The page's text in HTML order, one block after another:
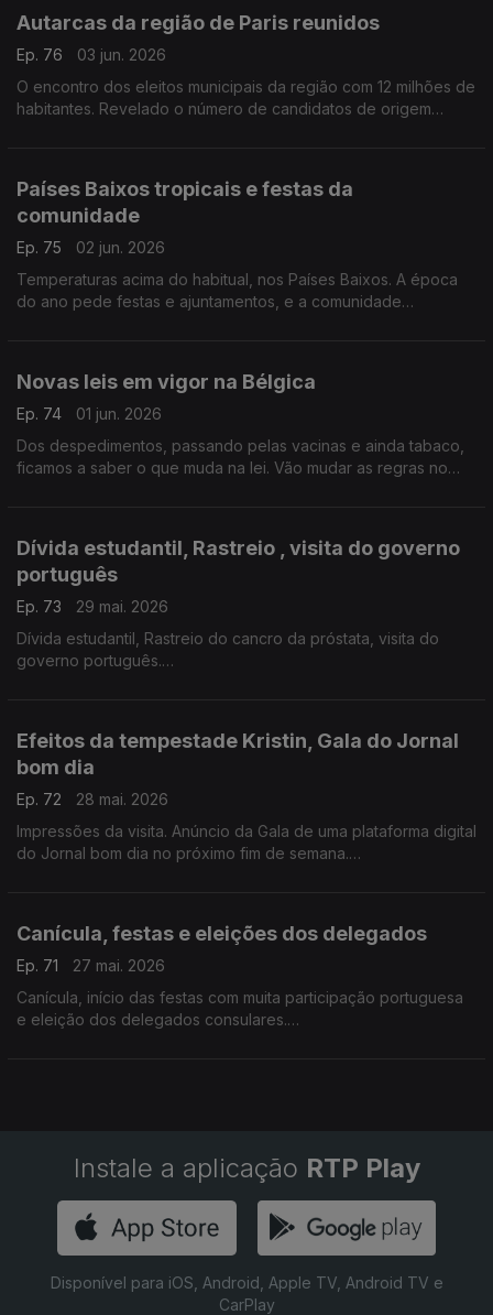
Autarcas da região de Paris reunidos
Ep. 76
03 jun. 2026
O encontro dos eleitos municipais da região com 12 milhões de
habitantes. Revelado o número de candidatos de origem
Países Baixos tropicais e festas da
comunidade
Ep. 75
02 jun. 2026
Temperaturas acima do habitual, nos Países Baixos. A época
do ano pede festas e ajuntamentos, e a comunidade
Novas leis em vigor na Bélgica
Ep. 74
01 jun. 2026
Dos despedimentos, passando pelas vacinas e ainda tabaco,
ficamos a saber o que muda na lei. Vão mudar as regras no
Dívida estudantil, Rastreio , visita do governo
português
Ep. 73
29 mai. 2026
Dívida estudantil, Rastreio do cancro da próstata, visita do
governo português.
Efeitos da tempestade Kristin, Gala do Jornal
bom dia
Ep. 72
28 mai. 2026
Impressões da visita. Anúncio da Gala de uma plataforma digital
do Jornal bom dia no próximo fim de semana.
Canícula, festas e eleições dos delegados
Ep. 71
27 mai. 2026
Canícula, início das festas com muita participação portuguesa
e eleição dos delegados consulares.
Instale a aplicação RTP Play
Disponível para iOS, Android, Apple TV, Android TV e
CarPlay